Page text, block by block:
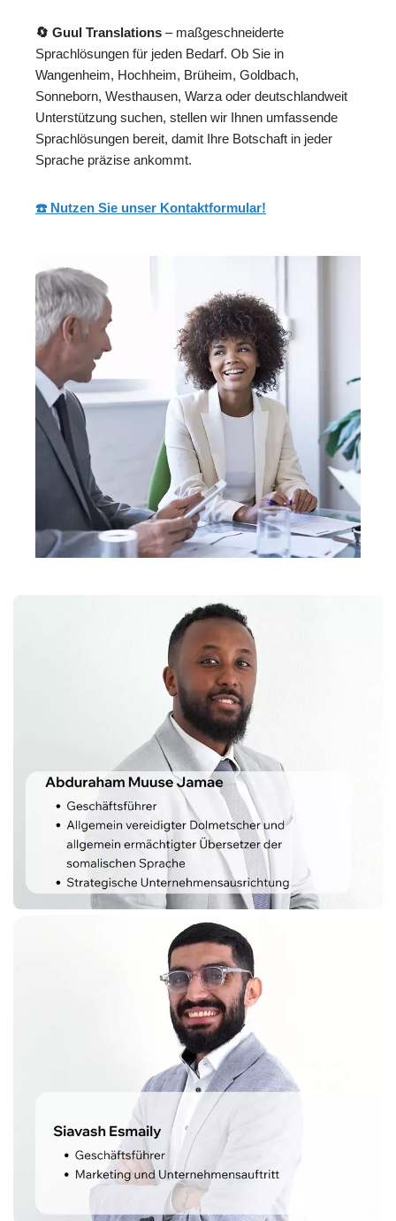
🔄 Guul Translations – maßgeschneiderte
Sprachlösungen für jeden Bedarf. Ob Sie in
Wangenheim, Hochheim, Brüheim, Goldbach,
Sonneborn, Westhausen, Warza oder deutschlandweit
Unterstützung suchen, stellen wir Ihnen umfassende
Sprachlösungen bereit, damit Ihre Botschaft in jeder
Sprache präzise ankommt.
☎️ Nutzen Sie unser Kontaktformular!